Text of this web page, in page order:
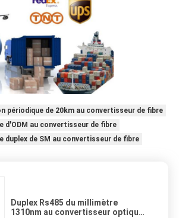
périodique de 20km au convertisseur de fibre
d'ODM au convertisseur de fibre
duplex de SM au convertisseur de fibre
Duplex Rs485 du millimètre
1310nm au convertisseur optique,